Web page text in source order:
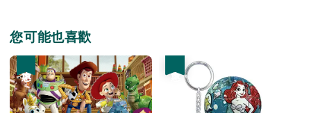
您可能也喜歡